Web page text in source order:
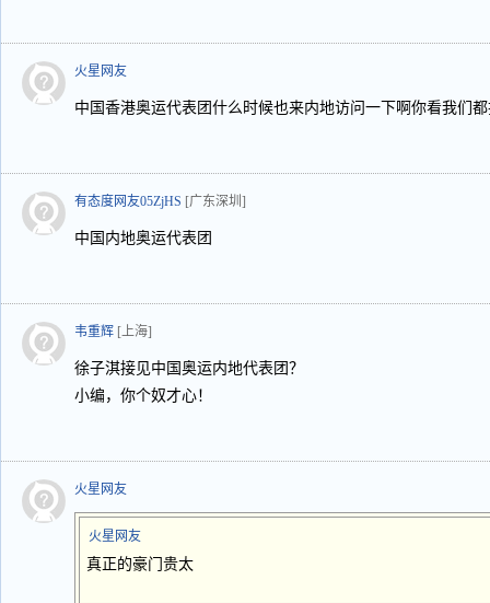
火星网友
中国香港奥运代表团什么时候也来内地访问一下啊你看我们
有态度网友05ZjHS [广东深圳]
中国内地奥运代表团
韦重辉 [上海]
徐子淇接见中国奥运内地代表团？
小编，你个奴才心！
火星网友
火星网友
真正的豪门贵太